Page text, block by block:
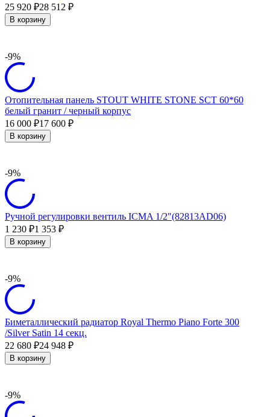
25 920 ₽28 512 ₽
В корзину
-9%
Отопительная панель STOUT WHITE STONE SCT 60*60
белый гранит / черный корпус
16 000 ₽17 600 ₽
В корзину
-9%
Ручной регулировки вентиль ICMA 1/2"(82813AD06)
1 230 ₽1 353 ₽
В корзину
-9%
Биметаллический радиатор Royal Thermo Piano Forte 300
/Silver Satin 14 секц.
22 680 ₽24 948 ₽
В корзину
-9%